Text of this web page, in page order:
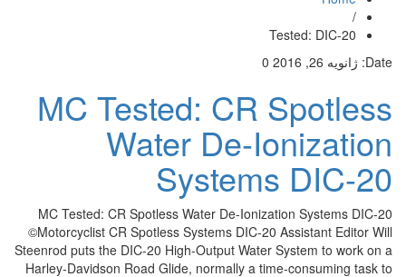
/
Tested: DIC-20
Date: ژانویه 26, 2016 0
MC Tested: CR Spotless
Water De-Ionization
Systems DIC-20
MC Tested: CR Spotless Water De-Ionization Systems DIC-20
©Motorcyclist CR Spotless Systems DIC-20 Assistant Editor Will
Steenrod puts the DIC-20 High-Output Water System to work on a
Harley-Davidson Road Glide, normally a time-consuming task to